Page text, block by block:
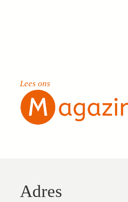
Lees ons
Adres